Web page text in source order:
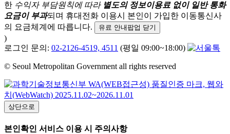
한 수익자 부담원칙에 따라 별도의 정보이용료 없이 일반 통화
요금이 부과되며 휴대전화 이용시 본인이 가입한 이동통신사
의 요금체계에 따릅니다.
유료 안내팝업 닫기
)
로그인 문의: 02-2126-4519, 4511 (평일 09:00~18:00)
© Seoul Metropolitan Government all rights reserved
상단으로
본인확인 서비스 이용 시 주의사항